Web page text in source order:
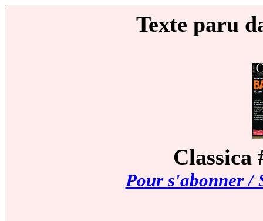
Texte paru
Classica
Pour s'abonner /